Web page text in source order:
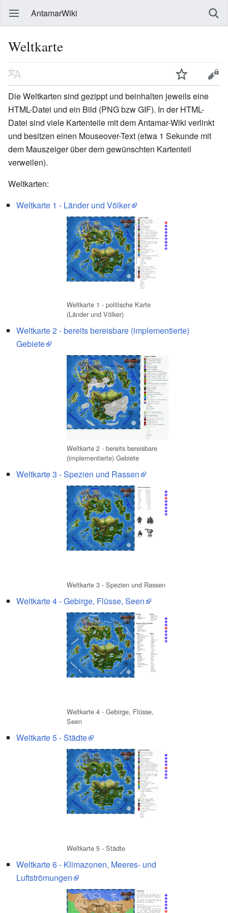
AntamarWiki
Weltkarte
Die Weltkarten sind gezippt und beinhalten jeweils eine
HTML-Datei und ein Bild (PNG bzw GIF). In der HTML-
Datei sind viele Kartenteile mit dem Antamar-Wiki verlinkt
und besitzen einen Mouseover-Text (etwa 1 Sekunde mit
dem Mauszeiger über dem gewünschten Kartenteil
verweilen).
Weltkarten:
Weltkarte 1 - Länder und Völker
Weltkarte 1 - politische Karte
(Länder und Völker)
Weltkarte 2 - bereits bereisbare (implementierte)
Gebiete
Weltkarte 2 - bereits bereisbare
(implementierte) Gebiete
Weltkarte 3 - Spezien und Rassen
Weltkarte 3 - Spezien und Rassen
Weltkarte 4 - Gebirge, Flüsse, Seen
Weltkarte 4 - Gebirge, Flüsse,
Seen
Weltkarte 5 - Städte
Weltkarte 5 - Städte
Weltkarte 6 - Klimazonen, Meeres- und
Luftströmungen